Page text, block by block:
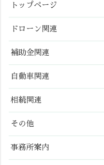
トップページ
ドローン関連
補助金関連
自動車関連
相続関連
その他
事務所案内